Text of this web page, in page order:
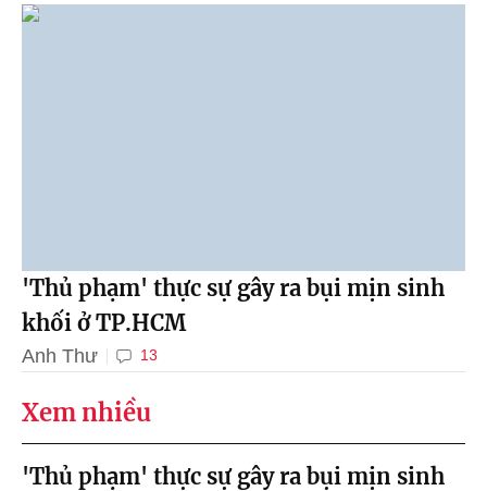
'Thủ phạm' thực sự gây ra bụi mịn sinh
khối ở TP.HCM
Anh Thư 13
Xem nhiều
'Thủ phạm' thực sự gây ra bụi mịn sinh